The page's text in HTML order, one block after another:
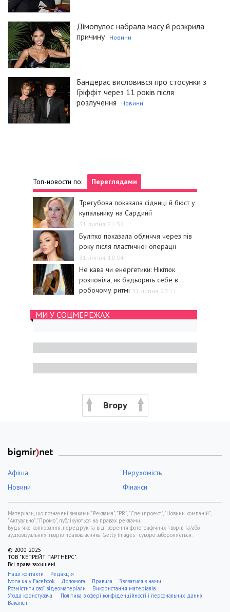
Дімопулос набрала масу й розкрила
причину
Новини
Бандерас висловився про стосунки з
Гріффіт через 11 років після
розлучення
Новини
Топ-новости по: Переглядами
Трегубова показала сідниці й бюст у
купальнику на Сардинії
31 липня, 21:36
Булітко показала обличчя через пів
року після пластичної операції
31 липня, 18:04
Не кава чи енергетики: Нікітюк
розповіла, як бадьорить себе в
робочому ритмі 31 липня, 23:11
МИ У СОЦМЕРЕЖАХ
Вгору
Афіша
Нерухомість
Новини
Фінанси
Матеріали, що позначені знаками "Реклама", "PR", "Спецпроект", "Новини компаній",
"Актуально", "Промо", публікуються на правах реклами.
Будь-яке копіювання, передрук та відтворення фотографічних творів та/або
аудіовізуальних творів правовласника Getty Images - суворо забороняється.
© 2000-2025
ТОВ "КЕПРЕЙТ ПАРТНЕРС".
Всі права захищені.
Наші контакти
Редакція
Ivona.ua у Facebook
Допомога Правила
Звязатися з нами
Розмістити свої відеоматеріали
Використання матеріалів
Угода користувача
Політика в сфері конфіденційності і персональних даних
Вакансії